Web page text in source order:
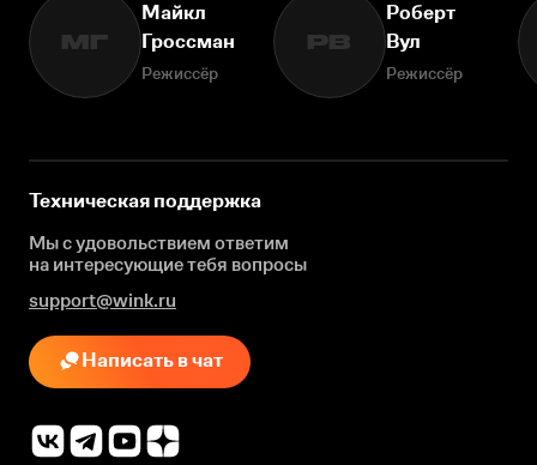
МГ
Майкл
Гроссман
Режиссёр
РВ
Роберт
Вул
Режиссёр
Техническая поддержка
Мы с удовольствием ответим
на интересующиетебя вопросы
support@wink.ru
Написать в чат